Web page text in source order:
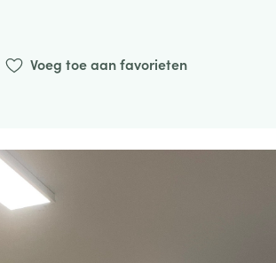
Voeg toe aan favorieten